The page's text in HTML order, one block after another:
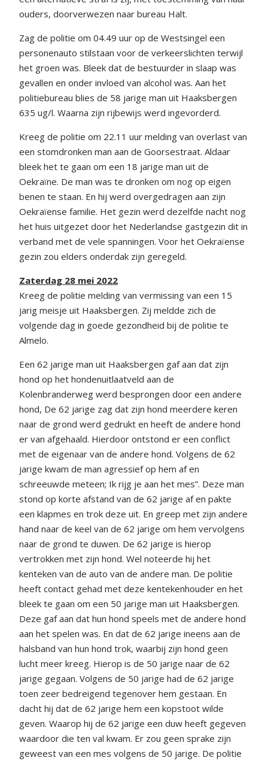
ouders, doorverwezen naar bureau Halt.
Zag de politie om 04.49 uur op de Westsingel een
personenauto stilstaan voor de verkeerslichten terwijl
het groen was. Bleek dat de bestuurder in slaap was
gevallen en onder invloed van alcohol was. Aan het
politiebureau blies de 58 jarige man uit Haaksbergen
635 ug/l. Waarna zijn rijbewijs werd ingevorderd.
Kreeg de politie om 22.11 uur melding van overlast van
een stomdronken man aan de Goorsestraat. Aldaar
bleek het te gaan om een 18 jarige man uit de
Oekraïne. De man was te dronken om nog op eigen
benen te staan. En hij werd overgedragen aan zijn
Oekraïense familie. Het gezin werd dezelfde nacht nog
het huis uitgezet door het Nederlandse gastgezin dit in
verband met de vele spanningen. Voor het Oekraïense
gezin zou elders onderdak zijn geregeld.
Zaterdag 28 mei 2022
Kreeg de politie melding van vermissing van een 15
jarig meisje uit Haaksbergen. Zij meldde zich de
volgende dag in goede gezondheid bij de politie te
Almelo.
Een 62 jarige man uit Haaksbergen gaf aan dat zijn
hond op het hondenuitlaatveld aan de
Kolenbranderweg werd besprongen door een andere
hond, De 62 jarige zag dat zijn hond meerdere keren
naar de grond werd gedrukt en heeft de andere hond
er van afgehaald. Hierdoor ontstond er een conflict
met de eigenaar van de andere hond. Volgens de 62
jarige kwam de man agressief op hem af en
schreeuwde meteen; Ik rijg je aan het mes”. Deze man
stond op korte afstand van de 62 jarige af en pakte
een klapmes en trok deze uit. En greep met zijn andere
hand naar de keel van de 62 jarige om hem vervolgens
naar de grond te duwen. De 62 jarige is hierop
vertrokken met zijn hond. Wel noteerde hij het
kenteken van de auto van de andere man. De politie
heeft contact gehad met deze kentekenhouder en het
bleek te gaan om een 50 jarige man uit Haaksbergen.
Deze gaf aan dat hun hond speels met de andere hond
aan het spelen was. En dat de 62 jarige ineens aan de
halsband van hun hond trok, waarbij zijn hond geen
lucht meer kreeg. Hierop is de 50 jarige naar de 62
jarige gegaan. Volgens de 50 jarige had de 62 jarige
toen zeer bedreigend tegenover hem gestaan. En
dacht hij dat de 62 jarige hem een kopstoot wilde
geven. Waarop hij de 62 jarige een duw heeft gegeven
waardoor die ten val kwam. Er zou geen sprake zijn
geweest van een mes volgens de 50 jarige. De politie